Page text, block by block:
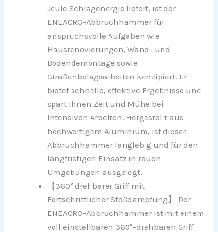
Joule Schlagenergie liefert, ist der
ENEACRO-Abbruchhammer für
anspruchsvolle Aufgaben wie
Hausrenovierungen, Wand- und
Bodendemontage sowie
Straßenbelagsarbeiten konzipiert. Er
bietet schnelle, effektive Ergebnisse und
spart Ihnen Zeit und Mühe bei
intensiven Arbeiten. Hergestellt aus
hochwertigem Aluminium, ist dieser
Abbruchhammer langlebig und für den
langfristigen Einsatz in rauen
Umgebungen ausgelegt.
【360° drehbarer Griff mit
Fortschrittlicher Stoßdämpfung】 Der
ENEACRO-Abbruchhammer ist mit einem
voll einstellbaren 360°-drehbaren Griff